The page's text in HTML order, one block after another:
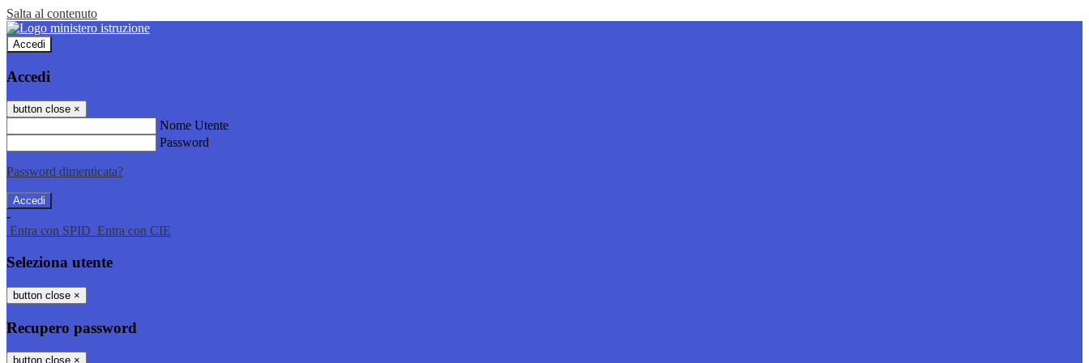
Salta al contenuto
Accedi
Accedi
button close ×
Nome Utente
Password
Password dimenticata?
-
Entra con SPID Entra con CIE
Seleziona utente
button close ×
Recupero password
button close ×